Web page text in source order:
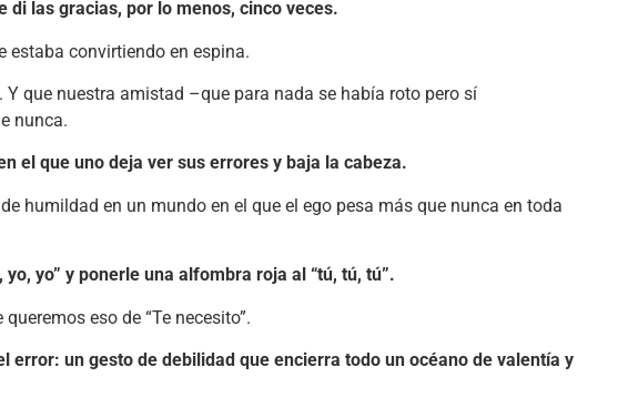
di las gracias, por lo menos, cinco veces.
convirtiendo en espina.
Y que nuestra amistad –que para nada se había roto pero sí
nunca.
el que uno deja ver sus errores y baja la cabeza.
humildad en un mundo en el que el ego pesa más que nunca en toda
yo” y ponerle una alfombra roja al “tú, tú, tú”.
eso de “Te necesito”.
error: un gesto de debilidad que encierra todo un océano de valentía y